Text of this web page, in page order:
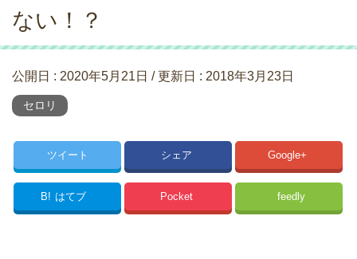
ない！？
公開日 : 2020年5月21日 / 更新日 : 2018年3月23日
セロリ
ツイート シェア Google+
B! はてブ Pocket feedly